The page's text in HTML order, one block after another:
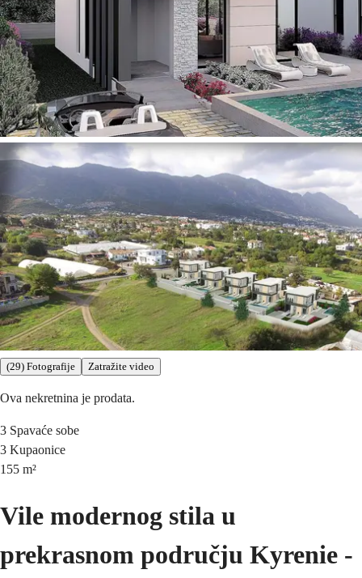
(29) Fotografije Zatražite video
Ova nekretnina je prodata.
3 Spavaće sobe
3 Kupaonice
155 m²
Vile modernog stila u
prekrasnom području Kyrenie -